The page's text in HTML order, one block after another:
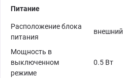
Питание
Расположение блока
питания
внешний
Мощность в
выключенном
режиме
0.5 Вт